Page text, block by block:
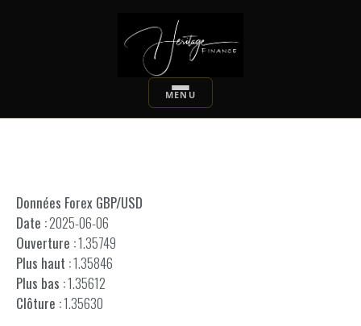
Données Forex GBP/USD
Date :2025-06-06
Ouverture :1.35749
Plus haut :1.35846
Plus bas :1.35612
Clôture :1.35630